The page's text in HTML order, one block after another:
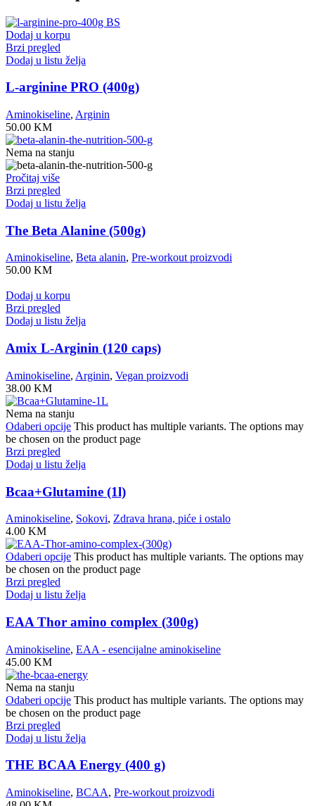
Dodaj u korpu
Brzi pregled
Dodaj u listu želja
L-arginine PRO (400g)
Aminokiseline, Arginin
50.00 KM
Nema na stanju
Pročitaj više
Brzi pregled
Dodaj u listu želja
The Beta Alanine (500g)
Aminokiseline, Beta alanin, Pre-workout proizvodi
50.00 KM
Dodaj u korpu
Brzi pregled
Dodaj u listu želja
Amix L-Arginin (120 caps)
Aminokiseline, Arginin, Vegan proizvodi
38.00 KM
Nema na stanju
Odaberi opcije This product has multiple variants. The options may
be chosen on the product page
Brzi pregled
Dodaj u listu želja
Bcaa+Glutamine (1l)
Aminokiseline, Sokovi, Zdrava hrana, piće i ostalo
4.00 KM
Odaberi opcije This product has multiple variants. The options may
be chosen on the product page
Brzi pregled
Dodaj u listu želja
EAA Thor amino complex (300g)
Aminokiseline, EAA - esencijalne aminokiseline
45.00 KM
Nema na stanju
Odaberi opcije This product has multiple variants. The options may
be chosen on the product page
Brzi pregled
Dodaj u listu želja
THE BCAA Energy (400 g)
Aminokiseline, BCAA, Pre-workout proizvodi